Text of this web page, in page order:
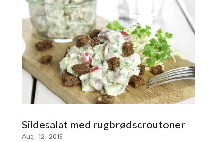
Sildesalat med rugbrødscroutoner
Aug. 12, 2019